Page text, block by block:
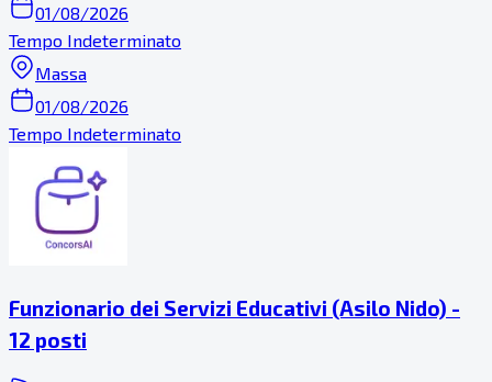
01/08/2026
Tempo Indeterminato
Massa
01/08/2026
Tempo Indeterminato
Funzionario dei Servizi Educativi (Asilo Nido) -
12 posti